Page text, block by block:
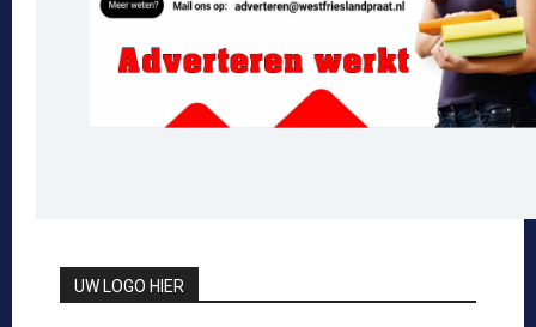
UW LOGO HIER